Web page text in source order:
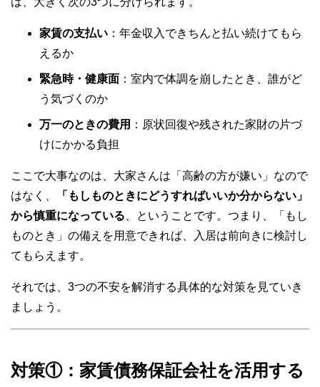
家賃の支払い ：年金収入できちんと払い続けてもら
えるか
緊急時・健康面 ：室内で体調を崩したとき、誰がど
う気づくのか
万一のときの費用 ：原状回復や残された家財の片づ
けにかかる負担
ここで大事なのは、大家さんは「高齢の方が嫌い」なので
はなく、
「もしものときにどうすればいいか分からない」
から慎重になっている 、ということです。つまり、「もし
ものとき」の備えを用意できれば、入居は前向きに検討し
てもらえます。
それでは、3つの不安を解消する具体的な対策を見ていき
ましょう。
対策①：家賃債務保証会社を活用する